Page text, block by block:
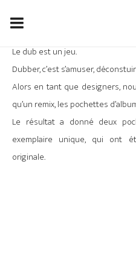
Le dub est un jeu.
Dubber, c’est s’amuser,
Alors en tant que designers,
qu’un remix, les pochettes
Le résultat a donné deux
exemplaire unique, qui ont
originale.